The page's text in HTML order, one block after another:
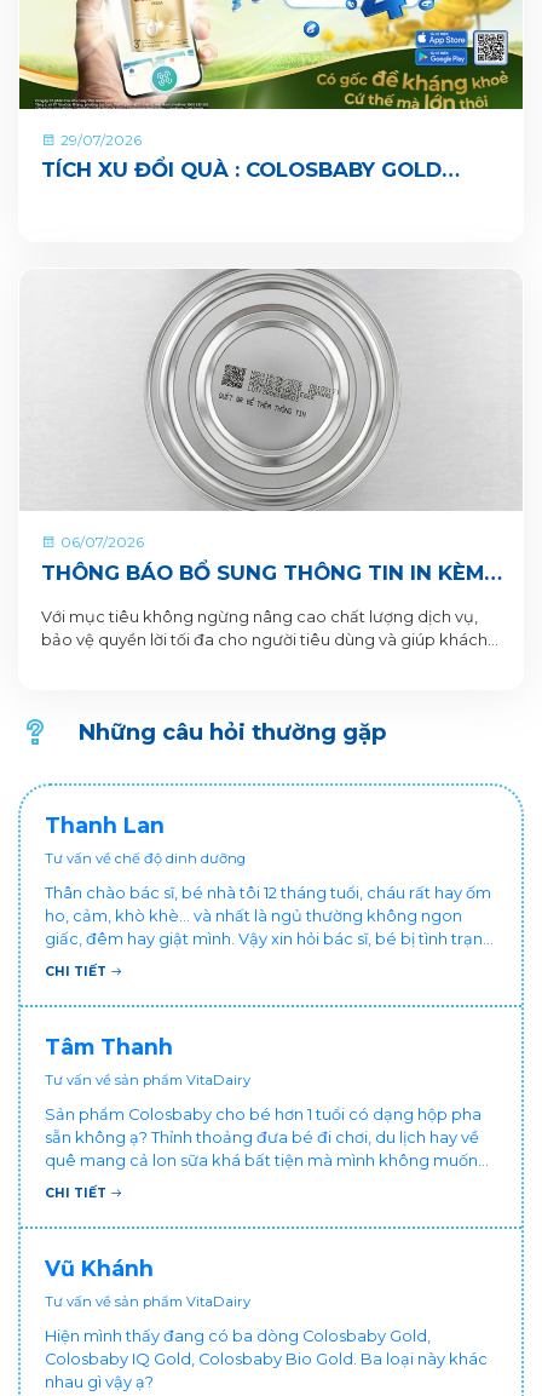
29/07/2026
TÍCH XU ĐỔI QUÀ : COLOSBABY GOLD
06/07/2026
THÔNG BÁO BỔ SUNG THÔNG TIN IN KÈM
PHẨM
Với mục tiêu không ngừng nâng cao chất lượng dịch vụ,
bảo vệ quyền lời tối đa cho người tiêu dùng và giúp khách
Những câu hỏi thường gặp
Thanh Lan
Tư vấn về chế độ dinh dưỡng
Thân chào bác sĩ, bé nhà tôi 12 tháng tuổi, cháu rất hay ốm
ho, cảm, khò khè... và nhất là ngủ thường không ngon
giấc, đêm hay giật mình. Vậy xin hỏi bác sĩ, bé bị tình trạng
vậy nên làm sao để con khỏe mạnh và ngủ ngon giấc hơn
chăm cháu hay ốm ạ?. Cảm ơn bác sĩ.
CHI TIẾT
Tâm Thanh
Tư vấn về sản phẩm VitaDairy
Sản phẩm Colosbaby cho bé hơn 1 tuổi có dạng hộp pha
sẵn không ạ? Thỉnh thoảng đưa bé đi chơi, du lịch hay về
quê mang cả lon sữa khá bất tiện mà mình không muốn
đổi cho bé dùng sữa tươi hộp khác sợ bé nạ sữa ảnh
CHI TIẾT
Vũ Khánh
Tư vấn về sản phẩm VitaDairy
Hiện mình thấy đang có ba dòng Colosbaby Gold,
Colosbaby IQ Gold, Colosbaby Bio Gold. Ba loại này khác
nhau gì vậy ạ?